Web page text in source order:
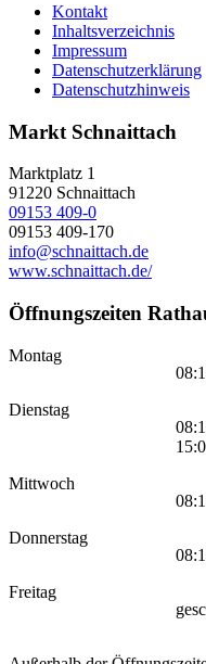
Kontakt
Inhaltsverzeichnis
Impressum
Datenschutzerklärung
Datenschutzhinweis
Markt Schnaittach
Marktplatz 1
91220 Schnaittach
09153 409-0
09153 409-170
info@schnaittach.de
www.schnaittach.de/
Öffnungszeiten
Montag
Dienstag
Mittwoch
Donnerstag
Freitag